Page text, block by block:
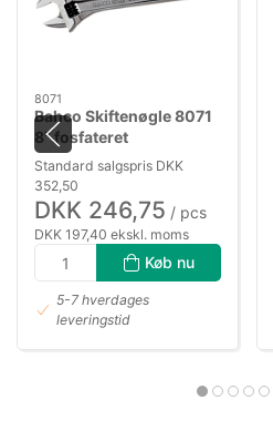
8071
Bahco Skiftenøgle 8071
8" fosfateret
Standard salgspris DKK
352,50
DKK 246,75 / pcs
DKK 197,40 ekskl. moms
Køb nu
5-7 hverdages
leveringstid